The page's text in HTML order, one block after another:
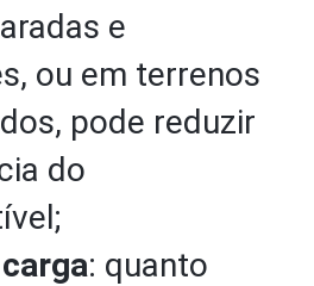
e
ou em terrenos
pode reduzir
do
: quanto